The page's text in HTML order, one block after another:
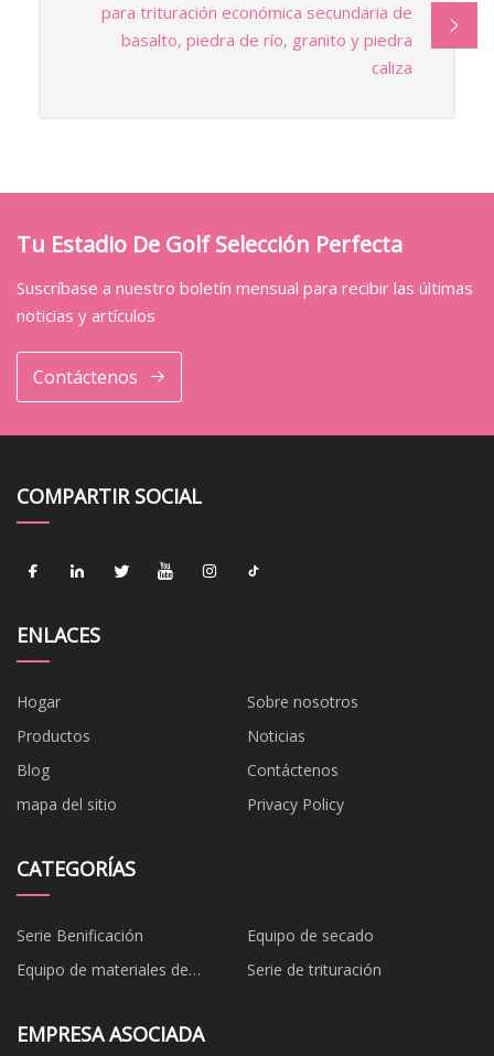
para trituración económica secundaria de
basalto, piedra de río, granito y piedra
caliza
Tu Estadio De Golf Selección Perfecta
Suscríbase a nuestro boletín mensual para recibir las últimas
noticias y artículos
Contáctenos
COMPARTIR SOCIAL
ENLACES
Hogar
Sobre nosotros
Productos
Noticias
Blog
Contáctenos
mapa del sitio
Privacy Policy
CATEGORÍAS
Serie Benificación
Equipo de secado
Equipo de materiales de
Serie de trituración
EMPRESA ASOCIADA